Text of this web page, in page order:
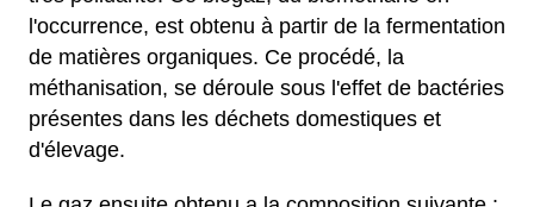
l'occurrence, est obtenu à partir de la fermentation
de matières organiques. Ce procédé, la
méthanisation, se déroule sous l'effet de bactéries
présentes dans les déchets domestiques et
d'élevage.